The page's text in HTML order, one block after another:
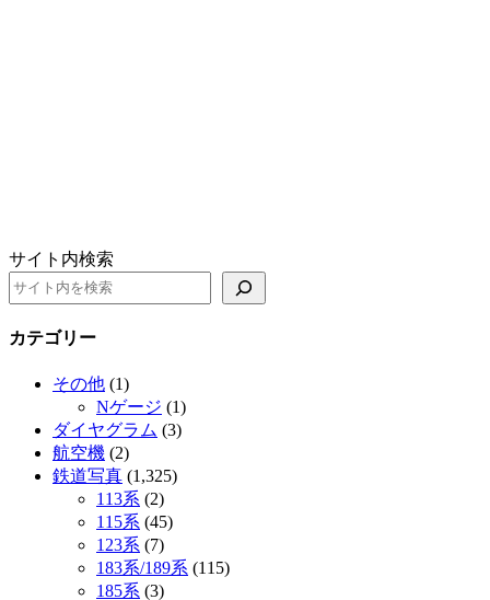
サイト内検索
カテゴリー
その他 (1)
Nゲージ (1)
ダイヤグラム (3)
航空機 (2)
鉄道写真 (1,325)
113系 (2)
115系 (45)
123系 (7)
183系/189系 (115)
185系 (3)